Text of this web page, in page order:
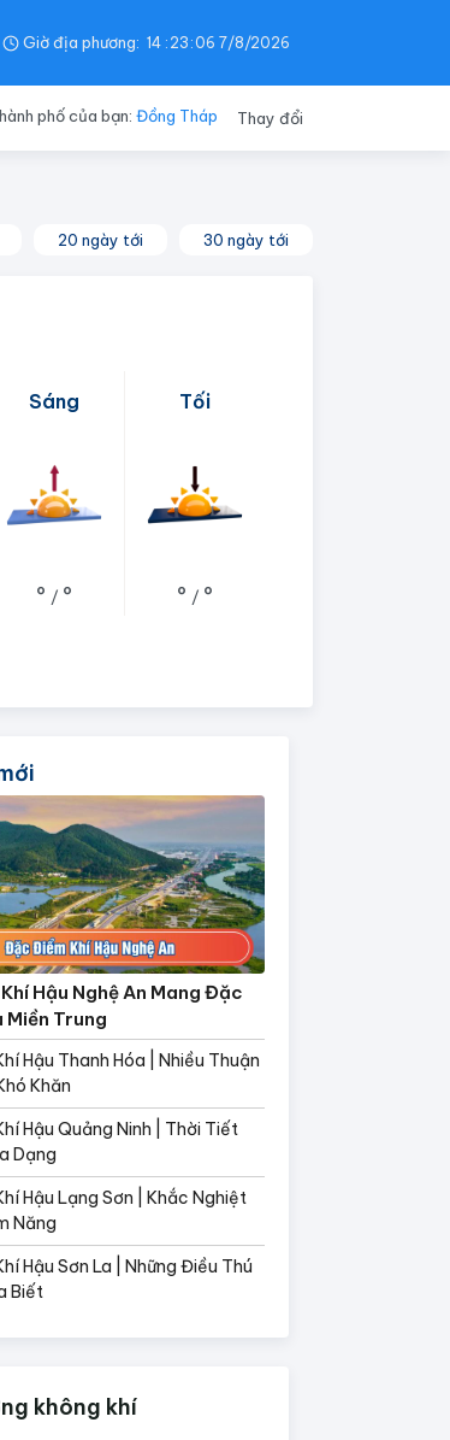
Giờ địa phương: 14 : 23 : 07 7/8/2026
phố của bạn: Đồng Tháp Thay đổi
20 ngày tới 30 ngày tới
Sáng
° / °
Tối
° / °
Hậu Nghệ An Mang Đặc
Miền Trung
Hậu Thanh Hóa | Nhiều Thuận
Khăn
Hậu Quảng Ninh | Thời Tiết
Dạng
Hậu Lạng Sơn | Khắc Nghiệt
Năng
Hậu Sơn La | Những Điều Thú
Biết
không khí